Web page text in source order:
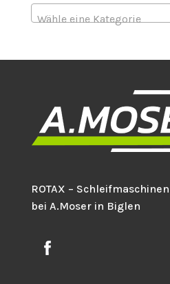
Wähle eine Kategorie
ROTAX –
bei A.Moser in Biglen